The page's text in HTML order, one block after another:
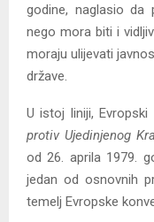
godine, naglasio da
nego mora biti i
moraju ulijevati
države.
U istoj liniji,
protiv Ujedinjenog
od 26. aprila 1979.
jedan od osnovnih
temelj Evropske